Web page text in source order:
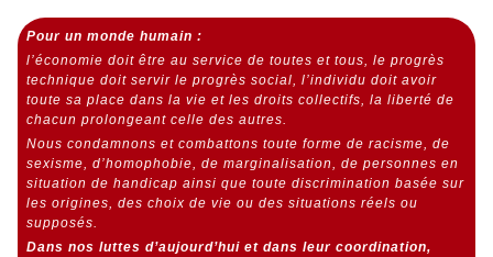
Pour un monde humain :
l’économie doit être au service de toutes et tous,le progrès
technique doit servir le progrès social,l’individu doit avoir
toute sa place dans la vie et les droits collectifs, la liberté de
chacun prolongeant celle des autres.
Nous condamnons et combattons toute forme de racisme, de
sexisme, d’homophobie, de marginalisation, de personnes en
situation de handicap ainsi que toute discrimination basée sur
les origines, des choix de vie ou des situations réels ou
supposés.
Dans nos luttes d’aujourd’hui et dans leur coordination,